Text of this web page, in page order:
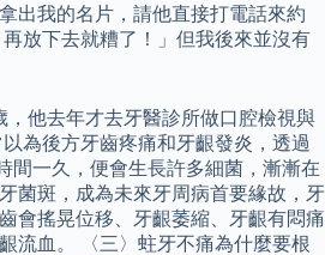
出我的名片，請他直接打電話來約
放下去就糟了！」但我後來並沒有
，他去年才去牙醫診所做口腔檢視與
為後方牙齒疼痛和牙齦發炎，透過
間一久，便會生長許多細菌，漸漸在
菌斑，成為未來牙周病首要緣故，牙
會搖晃位移、牙齦萎縮、牙齦有悶痛
流血。 〈三〉蛀牙不痛為什麼要根